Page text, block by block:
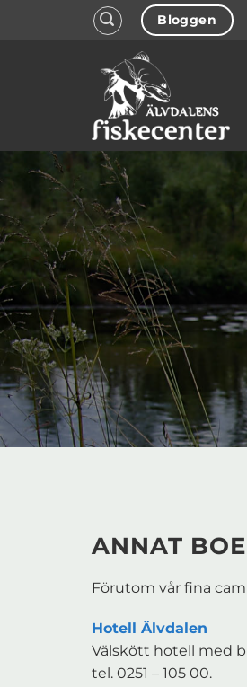
Bloggen
ANNAT
Förutom vår fina
Hotell Älvdalen
Välskött hotell med
tel. 0251 – 105 00.